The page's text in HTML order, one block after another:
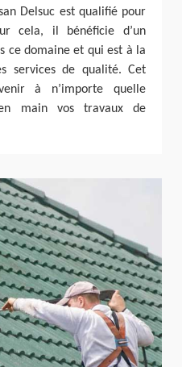
Delsuc est qualifié pour
cela, il bénéficie d’un
ce domaine et qui est à la
services de qualité. Cet
à n’importe quelle
main vos travaux de